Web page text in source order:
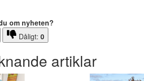
om nyheten?
Dåligt: 0
artiklar